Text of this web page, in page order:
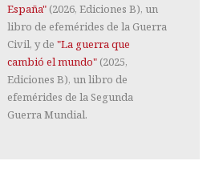
España" (2026, Ediciones B), un
libro de efemérides de la Guerra
Civil, y de "La guerra que
cambió el mundo" (2025,
Ediciones B), un libro de
efemérides de la Segunda
Guerra Mundial.